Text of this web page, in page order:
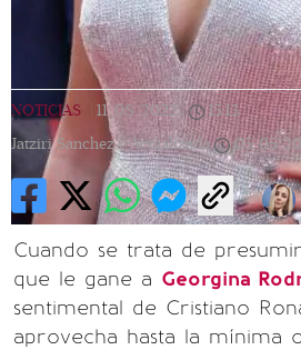
NOTICIAS 11/08/2022 | 15:13 |
Jatziri Sanchez | Actualizada 05/05/
Cuando se trata de
que le gane a Georgina
sentimental de Cristiano
aprovecha hasta la mínima